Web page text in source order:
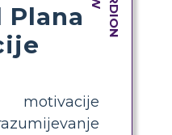
Plana
motivacije